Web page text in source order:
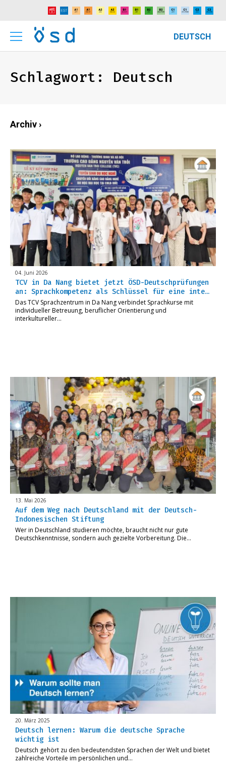
DEUTSCH
Schlagwort: Deutsch
Archiv
04. Juni 2026
TCV in Da Nang bietet jetzt ÖSD-Deutschprüfungen
an: Sprachkompetenz als Schlüssel für eine inte…
Das TCV Sprachzentrum in Da Nang verbindet Sprachkurse mit
individueller Betreuung, beruflicher Orientierung und
interkultureller…
13. Mai 2026
Auf dem Weg nach Deutschland mit der Deutsch-
Indonesischen Stiftung
Wer in Deutschland studieren möchte, braucht nicht nur gute
Deutschkenntnisse, sondern auch gezielte Vorbereitung. Die…
20. März 2025
Deutsch lernen: Warum die deutsche Sprache
wichtig ist
Deutsch gehört zu den bedeutendsten Sprachen der Welt und bietet
zahlreiche Vorteile im persönlichen und…